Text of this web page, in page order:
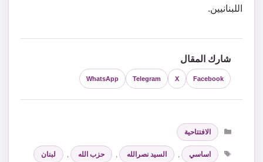
اللبنانيين.
شارك المقال
Facebook
X
Telegram
WhatsApp
التصنيفات
الافتتاحية
الوسوم
اساسي , السيد نصرالله , حزب الله , لبنان